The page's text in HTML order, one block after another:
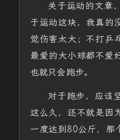
关于运动的文章
于运动这块，我真的
觉伤害太大；不打乒
最爱的大小球都不爱
也就只会跑步。
对于跑步，应该
这么久，还不就是因
一度达到80公斤，那